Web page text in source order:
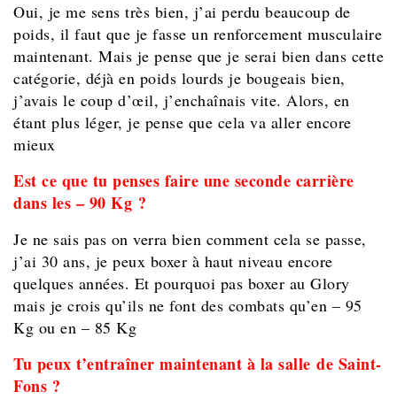
Oui, je me sens très bien, j’ai perdu beaucoup de
poids, il faut que je fasse un renforcement musculaire
maintenant. Mais je pense que je serai bien dans cette
catégorie, déjà en poids lourds je bougeais bien,
j’avais le coup d’œil, j’enchaînais vite. Alors, en
étant plus léger, je pense que cela va aller encore
mieux
Est ce que tu penses faire une seconde carrière
dans les – 90 Kg ?
Je ne sais pas on verra bien comment cela se passe,
j’ai 30 ans, je peux boxer à haut niveau encore
quelques années. Et pourquoi pas boxer au Glory
mais je crois qu’ils ne font des combats qu’en – 95
Kg ou en – 85 Kg
Tu peux t’entraîner maintenant à la salle de Saint-
Fons ?